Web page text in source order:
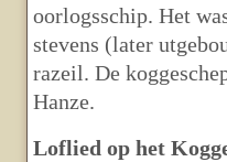
oorlogsschip. Het
stevens (later
razeil. De
Hanze.
Loflied op het